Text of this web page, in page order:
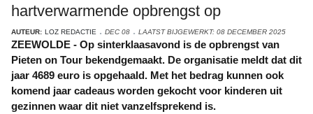
hartverwarmende opbrengst op
AUTEUR: LOZ REDACTIE DEC 08 LAATST BIJGEWERKT: 08 DECEMBER 2025
ZEEWOLDE - Op sinterklaasavond is de opbrengst van
Pieten on Tour bekendgemaakt. De organisatie meldt dat dit
jaar 4689 euro is opgehaald. Met het bedrag kunnen ook
komend jaar cadeaus worden gekocht voor kinderen uit
gezinnen waar dit niet vanzelfsprekend is.